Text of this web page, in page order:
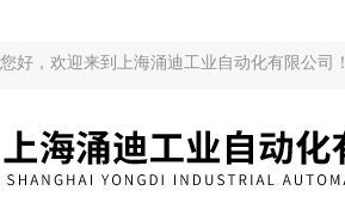
您好，欢迎来到上海涌迪工业自动化有限公司！